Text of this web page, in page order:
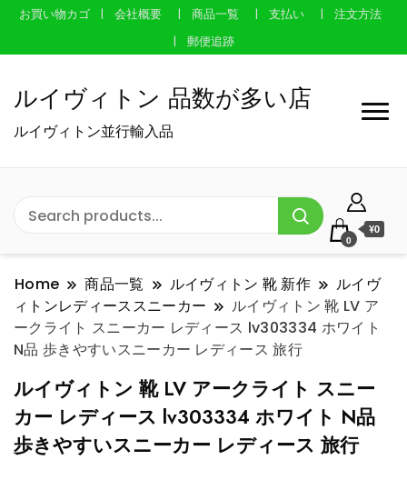
お買い物カゴ 会社概要 商品一覧 支払い
注文方法
郵便追跡
ルイヴィトン 品数が多い店
ルイヴィトン並行輸入品
0
¥0
Home 商品一覧 ルイヴィトン 靴 新作
ルイヴ
ィトンレディーススニーカー
ルイヴィトン 靴 LV ア
ークライト スニーカー レディース lv303334 ホワイト
N品 歩きやすいスニーカー レディース 旅行
ルイヴィトン 靴 LV アークライト スニー
カー レディース lv303334 ホワイト N品
歩きやすいスニーカー レディース 旅行